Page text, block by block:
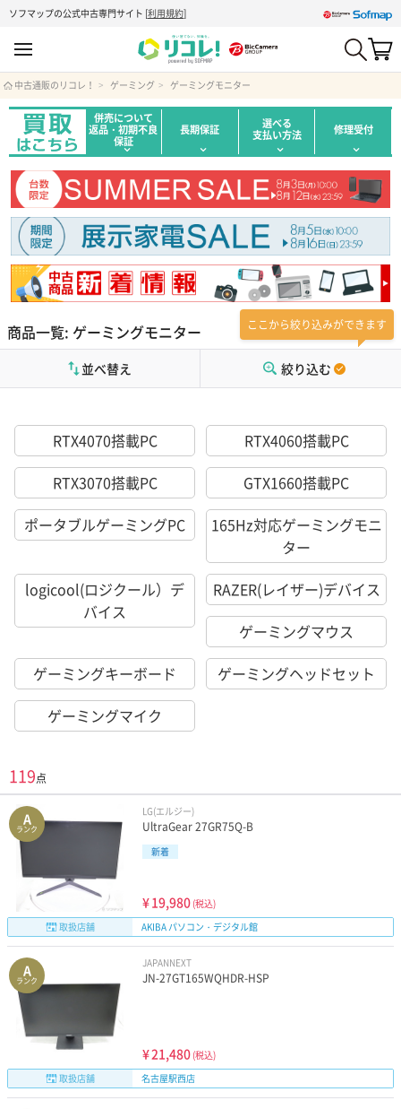
ソフマップの公式中古専門サイト [利用規約]
中古通販のリコレ！ ゲーミング ゲーミングモニター
併売について
返品・初期不良
保証
長期保証 選べる
支払い方法 修理受付
商品一覧: ゲーミングモニター ここから絞り込みができます
絞り込む
並べ替え
RTX4070搭載PC
RTX4060搭載PC
RTX3070搭載PC
GTX1660搭載PC
ポータブルゲーミングPC
165Hz対応ゲーミングモニ
ター
logicool(ロジクール）デ
バイス
RAZER(レイザー)デバイス
ゲーミングマウス
ゲーミングキーボード
ゲーミングヘッドセット
ゲーミングマイク
119点
A
ランク
LG(エルジー)
UltraGear 27GR75Q-B
新着
¥19,980 (税込)
取扱店舗
AKIBA パソコン・デジタル館
A
ランク
JAPANNEXT
JN-27GT165WQHDR-HSP
¥21,480 (税込)
取扱店舗
名古屋駅西店